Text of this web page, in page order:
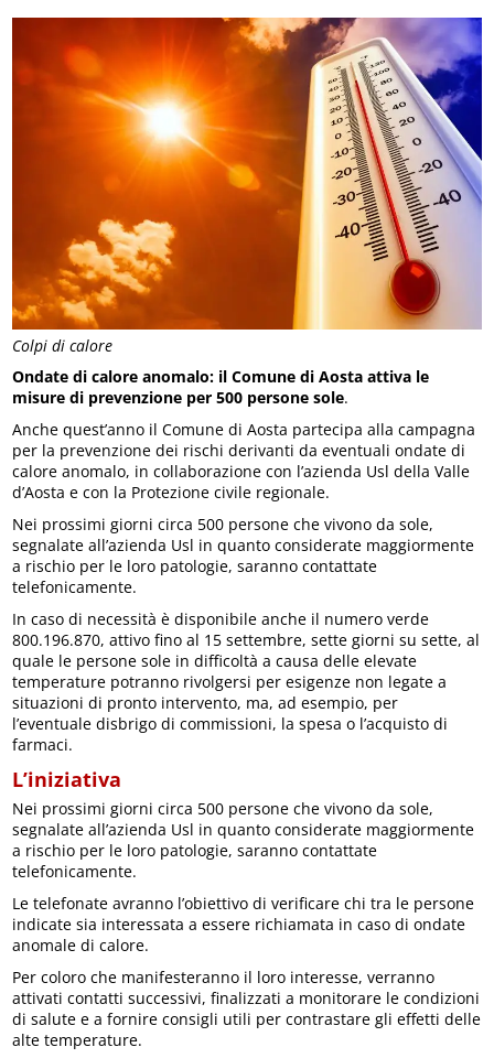
Colpi di calore
Ondate di calore anomalo: il Comune di Aosta attiva le
misure di prevenzione per 500 persone sole.
Anche quest’anno il Comune di Aosta partecipa alla campagna
per la prevenzione dei rischi derivanti da eventuali ondate di
calore anomalo, in collaborazione con l’azienda Usl della Valle
d’Aosta e con la Protezione civile regionale.
Nei prossimi giorni circa 500 persone che vivono da sole,
segnalate all’azienda Usl in quanto considerate maggiormente
a rischio per le loro patologie, saranno contattate
telefonicamente.
In caso di necessità è disponibile anche il numero verde
800.196.870, attivo fino al 15 settembre, sette giorni su sette, al
quale le persone sole in difficoltà a causa delle elevate
temperature potranno rivolgersi per esigenze non legate a
situazioni di pronto intervento, ma, ad esempio, per
l’eventuale disbrigo di commissioni, la spesa o l’acquisto di
farmaci.
L’iniziativa
Nei prossimi giorni circa 500 persone che vivono da sole,
segnalate all’azienda Usl in quanto considerate maggiormente
a rischio per le loro patologie, saranno contattate
telefonicamente.
Le telefonate avranno l’obiettivo di verificare chi tra le persone
indicate sia interessata a essere richiamata in caso di ondate
anomale di calore.
Per coloro che manifesteranno il loro interesse, verranno
attivati contatti successivi, finalizzati a monitorare le condizioni
di salute e a fornire consigli utili per contrastare gli effetti delle
alte temperature.